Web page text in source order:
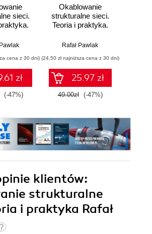
sieci.
cena z 30 dni)
zł
(-47%)
Okablowanie
strukturalne sieci.
Teoria i praktyka.
Rafał Pawlak
(24,50 zł najniższa cena z 30 dni)
25.97 zł
49.00zł (-47%)
klientów:
strukturalne
i praktyka Rafał